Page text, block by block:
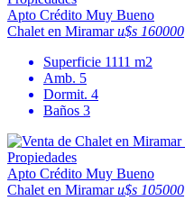
Apto Crédito Muy Bueno
Chalet en Miramaru$s 160000
Superficie 1111 m2
Amb. 5
Dormit. 4
Baños 3
Apto Crédito Muy Bueno
Chalet en Miramaru$s 105000